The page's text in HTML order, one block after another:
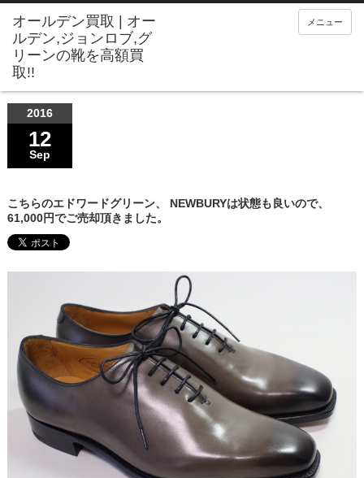
メニュー
2016
12
Sep
こちらのエドワードグリーン、 NEWBURYは状態も良いので、
61,000円でご売却頂きました。